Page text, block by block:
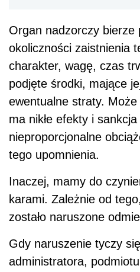
Organ nadzorczy bierze
okoliczności zaistnienia
charakter, wagę, czas
podjęte środki, mające
ewentualne straty.
ma nikłe efekty i sankcja
nieproporcjonalne
tego upomnienia.
Inaczej, mamy do
karami. Zależnie od
zostało naruszone
Gdy naruszenie tyczy
administratora,